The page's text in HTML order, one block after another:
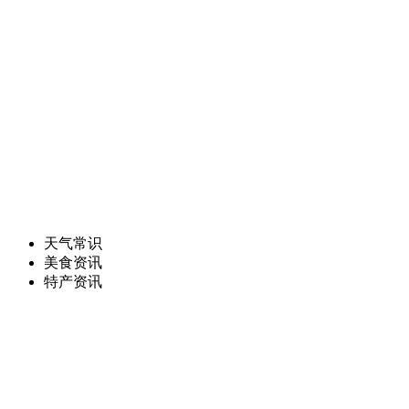
天气常识
美食资讯
特产资讯